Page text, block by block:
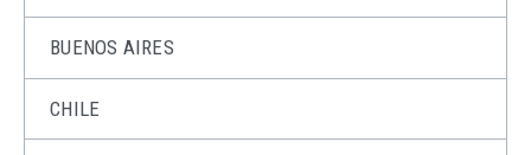
BUENOS AIRES
CHILE